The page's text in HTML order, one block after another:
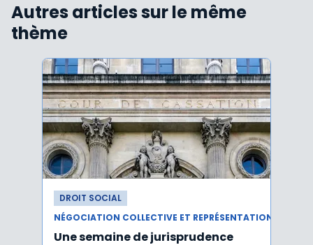
Autres articles sur le même
thème
DROIT SOCIAL
Une semaine de jurisprudence